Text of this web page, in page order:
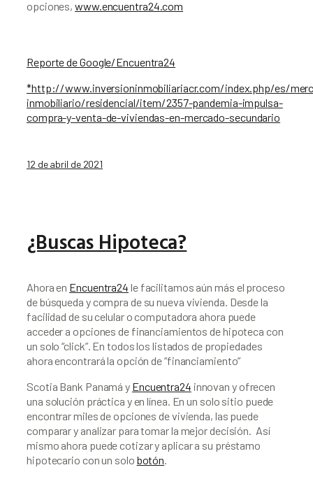
opciones, www.encuentra24.com
Reporte de Google/Encuentra24
*http://www.inversioninmobiliariacr.com/index.php/es/
inmobiliario/residencial/item/2357-pandemia-impulsa-
compra-y-venta-de-viviendas-en-mercado-secundario
12 de abril de 2021
¿Buscas Hipoteca?
Ahora en Encuentra24 le facilitamos aún más el proceso
de búsqueda y compra de su nueva vivienda. Desde la
facilidad de su celular o computadora ahora puede
acceder a opciones de financiamientos de hipoteca con
un solo “click”. En todos los listados de propiedades
ahora encontrará la opción de “financiamiento”
Scotia Bank Panamá y Encuentra24 innovan y ofrecen
una solución práctica y en línea. En un solo sitio puede
encontrar miles de opciones de vivienda, las puede
comparar y analizar para tomar la mejor decisión.  Así
mismo ahora puede cotizar y aplicar a su préstamo
hipotecario con un solo botón